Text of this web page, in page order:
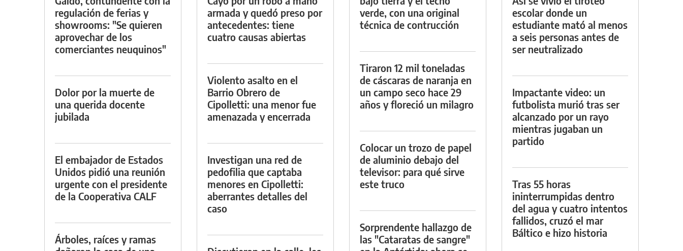
regulación de ferias y
showrooms: "Se quieren
aprovechar de los
comerciantes neuquinos"
Dolor por la muerte de
una querida docente
jubilada
El embajador de Estados
Unidos pidió una reunión
urgente con el presidente
de la Cooperativa CALF
Árboles, raíces y ramas
armada y quedó preso por
antecedentes: tiene
cuatro causas abiertas
Violento asalto en el
Barrio Obrero de
Cipolletti: una menor fue
amenazada y encerrada
Investigan una red de
pedofilia que captaba
menores en Cipolletti:
aberrantes detalles del
caso
verde, con una original
técnica de contrucción
Tiraron 12 mil toneladas
de cáscaras de naranja en
un campo seco hace 29
años y floreció un milagro
Colocar un trozo de papel
de aluminio debajo del
televisor: para qué sirve
este truco
Sorprendente hallazgo de
las "Cataratas de sangre"
escolar donde un
estudiante mató al menos
a seis personas antes de
ser neutralizado
Impactante video: un
futbolista murió tras ser
alcanzado por un rayo
mientras jugaban un
partido
Tras 55 horas
ininterrumpidas dentro
del agua y cuatro intentos
fallidos, cruzó el mar
Báltico e hizo historia